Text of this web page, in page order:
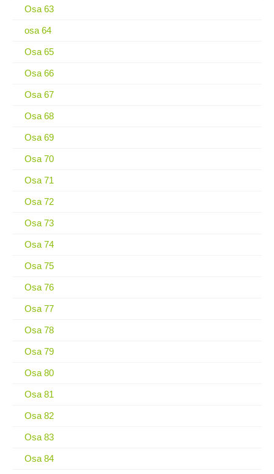
Osa 63
osa 64
Osa 65
Osa 66
Osa 67
Osa 68
Osa 69
Osa 70
Osa 71
Osa 72
Osa 73
Osa 74
Osa 75
Osa 76
Osa 77
Osa 78
Osa 79
Osa 80
Osa 81
Osa 82
Osa 83
Osa 84